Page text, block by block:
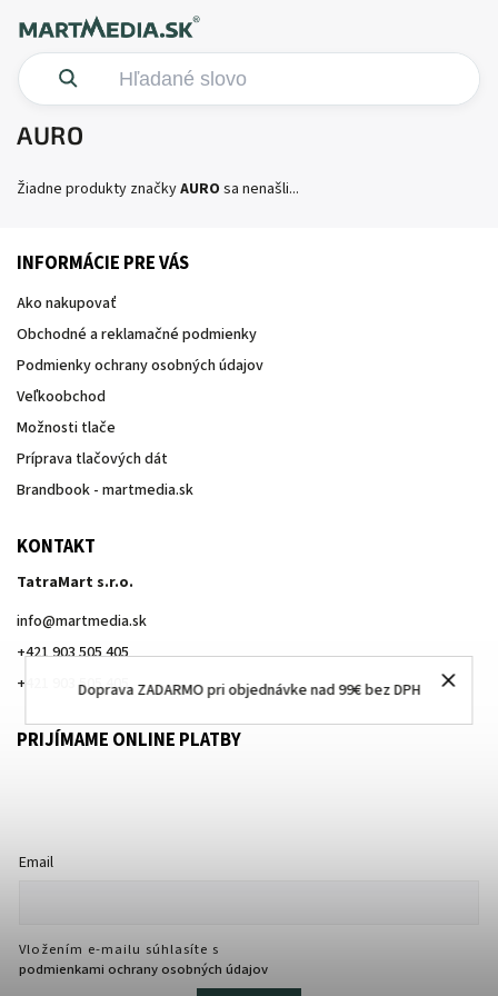
Doprava ZADARMO pri objednávke nad 99€ bez DPH
AURO
Žiadne produkty značkyAURO sa nenašli...
INFORMÁCIE PRE VÁS
Ako nakupovať
Obchodné a reklamačné podmienky
Podmienky ochrany osobných údajov
Veľkoobchod
Možnosti tlače
Príprava tlačových dát
Brandbook - martmedia.sk
KONTAKT
TatraMart s.r.o.
info@martmedia.sk
+421 903 505 405
+421 903 505 405
PRIJÍMAME ONLINE PLATBY
Email
Vložením e-mailu súhlasíte s
podmienkami ochrany osobných údajov